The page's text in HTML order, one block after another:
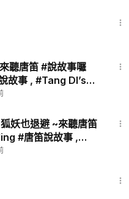
故事 , #Tang DI’s
,#文化 #希望之声
妖也退避 ~來聽唐笛
#唐笛說故事 ,
教育 , #傳統 ,#文化